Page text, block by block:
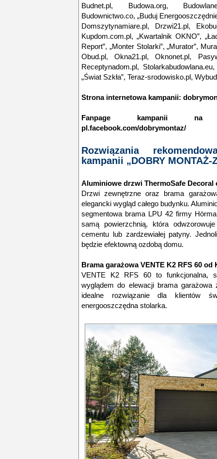
Budnet.pl, Budowa.org,
Budownictwo.co, „Buduj
Domszytynamiare.pl, Drzwi21.pl,
Kupdom.com.pl, „Kwartalnik OKNO”,
Report”, „Monter Stolarki”, „Murator”,
Obud.pl, Okna21.pl, Oknonet.pl,
Receptynadom.pl,
„Świat Szkła”, Teraz-srodowisko.pl,
Strona internetowa kampanii:
Fanpage kampanii na
pl.facebook.com/dobrymontaz/
Rozwiązania
kampanii „DOBRY
Aluminiowe drzwi ThermoSafe Decoral
Drzwi zewnętrzne oraz brama
elegancki wygląd całego budynku.
segmentowa brama LPU 42 firmy
samą powierzchnią, która
cementu lub zardzewiałej patyny.
będzie efektowną ozdobą domu.
Brama garażowa VENTE K2 RFS 60 od
VENTE K2 RFS 60 to funkcjonalna,
wyglądem do elewacji brama
idealne rozwiązanie dla klientów
energooszczędna stolarka.